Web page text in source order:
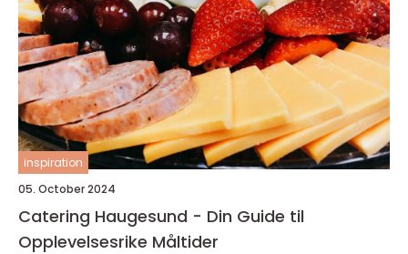
inspiration
05. October 2024
Catering Haugesund - Din Guide til
Opplevelsesrike Måltider